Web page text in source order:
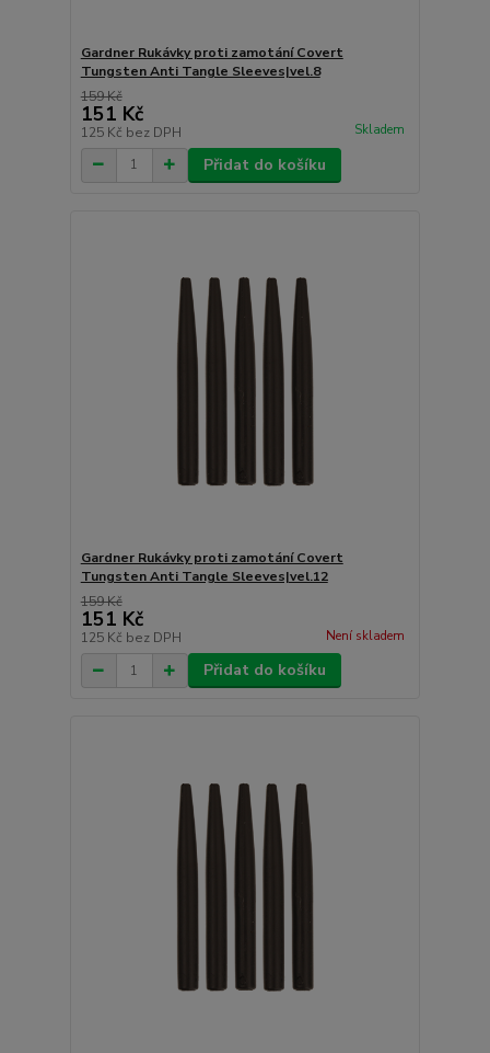
Gardner Rukávky proti zamotání Covert
Tungsten Anti Tangle Sleeves|vel.8
159 Kč
151 Kč
125 Kč bez DPH Skladem
Přidat do košíku
Gardner Rukávky proti zamotání Covert
Tungsten Anti Tangle Sleeves|vel.12
159 Kč
151 Kč
125 Kč bez DPH Není skladem
Přidat do košíku